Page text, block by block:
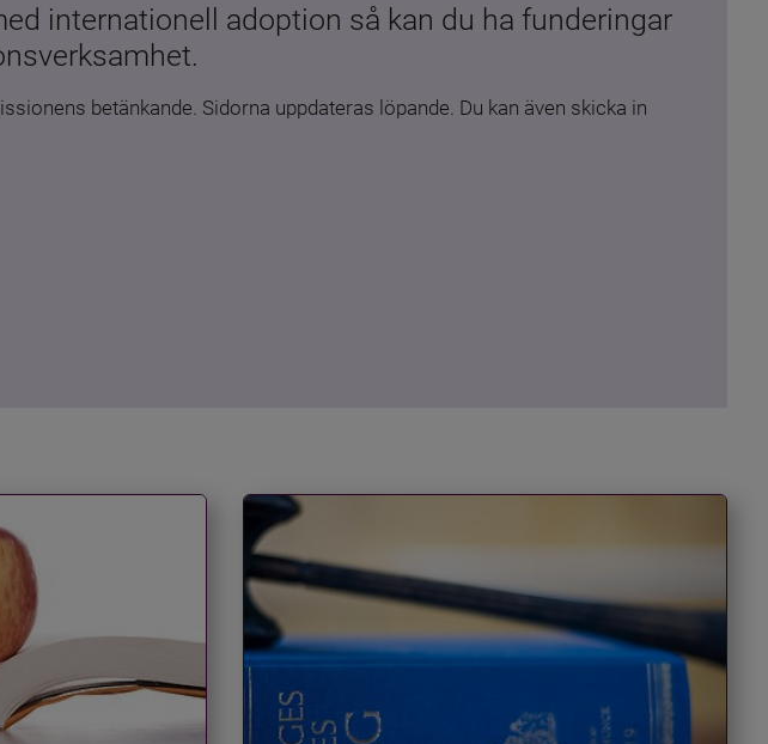
internationell adoption så kan du ha funderingar
betänkande. Sidorna uppdateras löpande. Du kan även skicka in